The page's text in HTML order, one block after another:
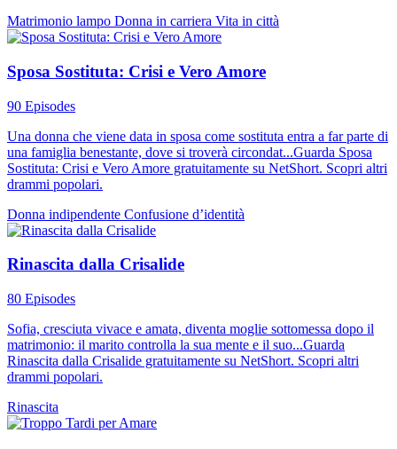
Matrimonio lampo Donna in carriera Vita in città
Sposa Sostituta: Crisi e Vero Amore
90 Episodes
Una donna che viene data in sposa come sostituta entra a far parte di
una famiglia benestante, dove si troverà circondat...Guarda Sposa
Sostituta: Crisi e Vero Amore gratuitamente su NetShort. Scopri altri
drammi popolari.
Donna indipendente Confusione d’identità
Rinascita dalla Crisalide
80 Episodes
Sofia, cresciuta vivace e amata, diventa moglie sottomessa dopo il
matrimonio: il marito controlla la sua mente e il suo...Guarda
Rinascita dalla Crisalide gratuitamente su NetShort. Scopri altri
drammi popolari.
Rinascita